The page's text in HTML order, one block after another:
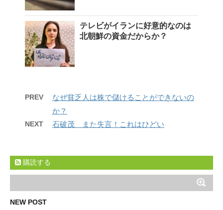
テレビがイランに好意的なのは
北朝鮮の資金だからか？
PREV
なぜ貧乏人は株で儲けることができないの
か？
NEXT 石破茂 また失言！これはひどい
購読する
NEW POST